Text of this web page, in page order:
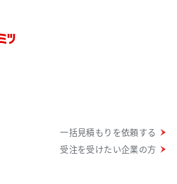
一括見積もりを依頼する
受注を受けたい企業の方